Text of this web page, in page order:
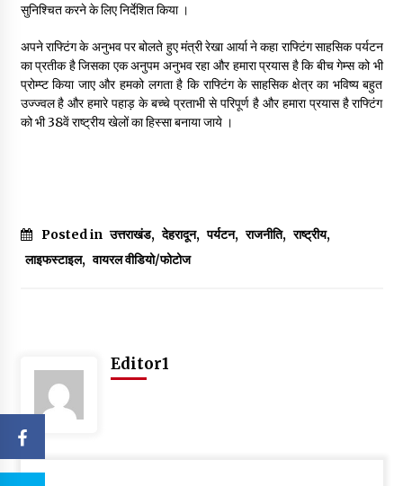
सुनिश्चित करने के लिए निर्देशित किया ।
अपने राफ्टिंग के अनुभव पर बोलते हुए मंत्री रेखा आर्या ने कहा राफ्टिंग साहसिक पर्यटन
का प्रतीक है जिसका एक अनुपम अनुभव रहा और हमारा प्रयास है कि बीच गेम्स को भी
प्रोम्प्ट किया जाए और हमको लगता है कि राफ्टिंग के साहसिक क्षेत्र का भविष्य बहुत
उज्ज्वल है और हमारे पहाड़ के बच्चे प्रताभी से परिपूर्ण है और हमारा प्रयास है राफ्टिंग
को भी 38वें राष्ट्रीय खेलों का हिस्सा बनाया जाये ।
Posted in उत्तराखंड, देहरादून, पर्यटन, राजनीति, राष्ट्रीय,
लाइफस्टाइल, वायरल वीडियो/फोटोज
Editor1